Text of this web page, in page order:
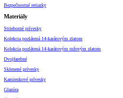
Bezpečnostné retiazky
Materiály
Strieborné prívesky
Kolekcia pozlátená 14-karátovým zlatom
Kolekcia pozlátená 14-karátovým ružovým zlatom
Dvojfarebné
Sklenené prívesky
Kamienkové prívesky
Glazúra